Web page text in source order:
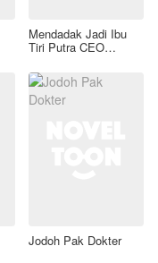
Mendadak Jadi Ibu
Tiri Putra CEO
Jodoh Pak Dokter